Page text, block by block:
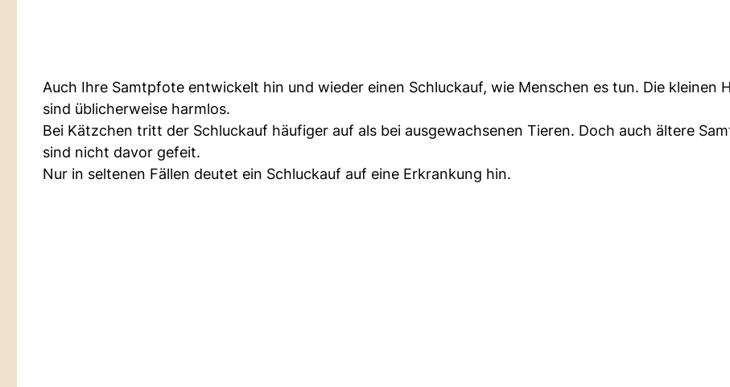
Auch Ihre Samtpfote entwickelt hin und wieder einen Schluckauf, wie Menschen es tun. Die kleinen
sind üblicherweise harmlos.
Bei Kätzchen tritt der Schluckauf häufiger auf als bei ausgewachsenen Tieren. Doch auch ältere
sind nicht davor gefeit.
Nur in seltenen Fällen deutet ein Schluckauf auf eine Erkrankung hin.